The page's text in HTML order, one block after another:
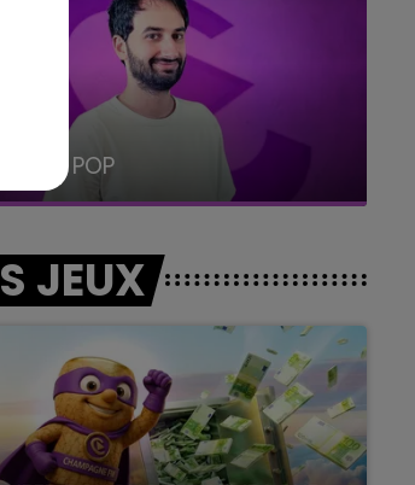
RADIO POP
JEUX